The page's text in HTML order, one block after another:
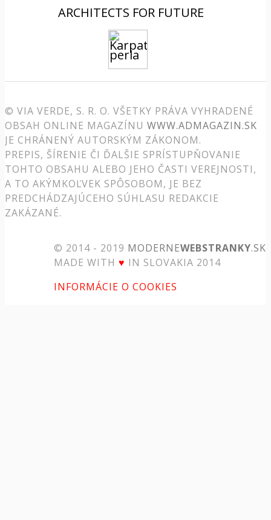
ARCHITECTS FOR FUTURE
© VIA VERDE, S. R. O. VŠETKY PRÁVA VYHRADENÉ
OBSAH ONLINE MAGAZÍNU WWW.ADMAGAZIN.SK
JE CHRÁNENÝ AUTORSKÝM ZÁKONOM.
PREPIS, ŠÍRENIE ČI ĎALŠIE SPRÍSTUPŇOVANIE
TOHTO OBSAHU ALEBO JEHO ČASTI VEREJNOSTI,
A TO AKÝMKOĽVEK SPÔSOBOM, JE BEZ
PREDCHÁDZAJÚCEHO SÚHLASU REDAKCIE
ZAKÁZANÉ.
© 2014 - 2019 MODERNEWEBSTRANKY.SK
MADE WITH ♥ IN SLOVAKIA 2014
INFORMÁCIE O COOKIES